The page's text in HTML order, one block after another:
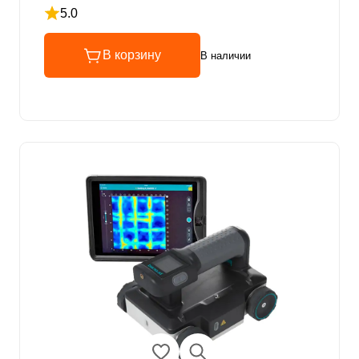
5.0
Рейтинг 5 из 5
В корзину В наличии